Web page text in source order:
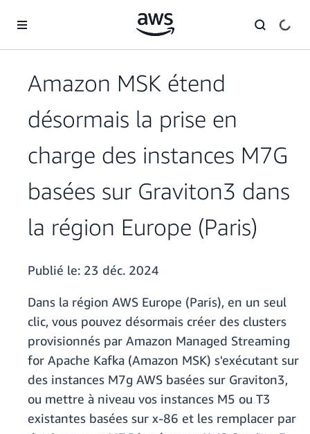
Amazon MSK étend
désormais la prise en
charge des instances M7G
basées sur Graviton3 dans
la région Europe (Paris)
Publié le: 23 déc. 2024
Dans la région AWS Europe (Paris), en un seul
clic, vous pouvez désormais créer des clusters
provisionnés par Amazon Managed Streaming
for Apache Kafka (Amazon MSK) s'exécutant sur
des instances M7g AWS basées sur Graviton3,
ou mettre à niveau vos instances M5 ou T3
existantes basées sur x-86 et les remplacer par